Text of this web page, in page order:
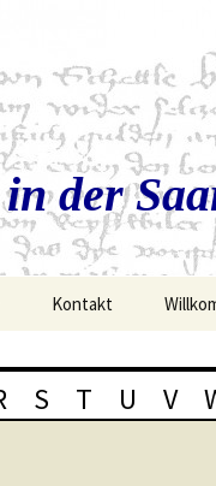
der
Kontakt
S T U V